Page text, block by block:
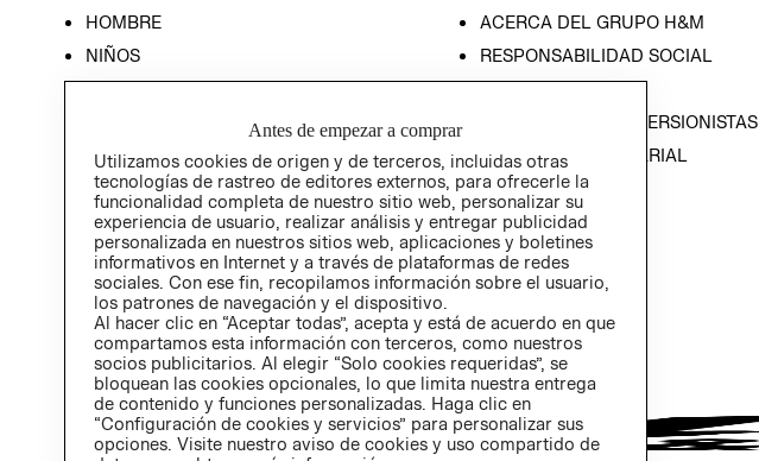
HOMBRE
NIÑOS
HOME
ACERCA DEL GRUPO H&M
RESPONSABILIDAD SOCIAL
PRENSA
RELACIÓN CON INVERSIONISTAS
POLÍTICA EMPRESARIAL
Antes de empezar a comprar
Utilizamos cookies de origen y de terceros, incluidas otras
tecnologías de rastreo de editores externos, para ofrecerle la
funcionalidad completa de nuestro sitio web, personalizar su
experiencia de usuario, realizar análisis y entregar publicidad
personalizada en nuestros sitios web, aplicaciones y boletines
informativos en Internet y a través de plataformas de redes
sociales. Con ese fin, recopilamos información sobre el usuario,
los patrones de navegación y el dispositivo.
Al hacer clic en “Aceptar todas”, acepta y está de acuerdo en que
compartamos esta información con terceros, como nuestros
socios publicitarios. Al elegir “Solo cookies requeridas”, se
bloquean las cookies opcionales, lo que limita nuestra entrega
de contenido y funciones personalizadas. Haga clic en
“Configuración de cookies y servicios” para personalizar sus
opciones. Visite nuestro aviso de cookies y uso compartido de